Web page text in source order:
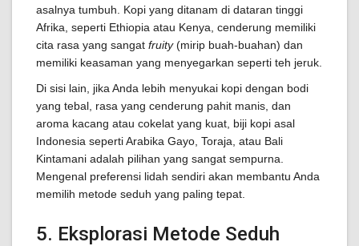
asalnya tumbuh. Kopi yang ditanam di dataran tinggi
Afrika, seperti Ethiopia atau Kenya, cenderung memiliki
cita rasa yang sangat fruity(mirip buah-buahan) dan
memiliki keasaman yang menyegarkan seperti teh jeruk.
Di sisi lain, jika Anda lebih menyukai kopi dengan bodi
yang tebal, rasa yang cenderung pahit manis, dan
aroma kacang atau cokelat yang kuat, biji kopi asal
Indonesia seperti Arabika Gayo, Toraja, atau Bali
Kintamani adalah pilihan yang sangat sempurna.
Mengenal preferensi lidah sendiri akan membantu Anda
memilih metode seduh yang paling tepat.
5. Eksplorasi Metode Seduh